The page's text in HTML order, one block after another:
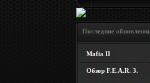
Mafia II
Обзор F.E.A.R. 3.